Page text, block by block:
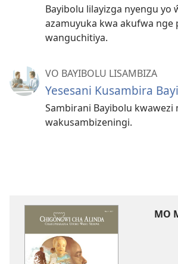
Bayibolu lilayizga nyengu yo
azamuyuka kwa akufwa nge
wanguchitiya.
VO BAYIBOLU LISAMBIZA
Yesesani Kusambira
Sambirani Bayibolu kwawezi
wakusambizeningi.
MO